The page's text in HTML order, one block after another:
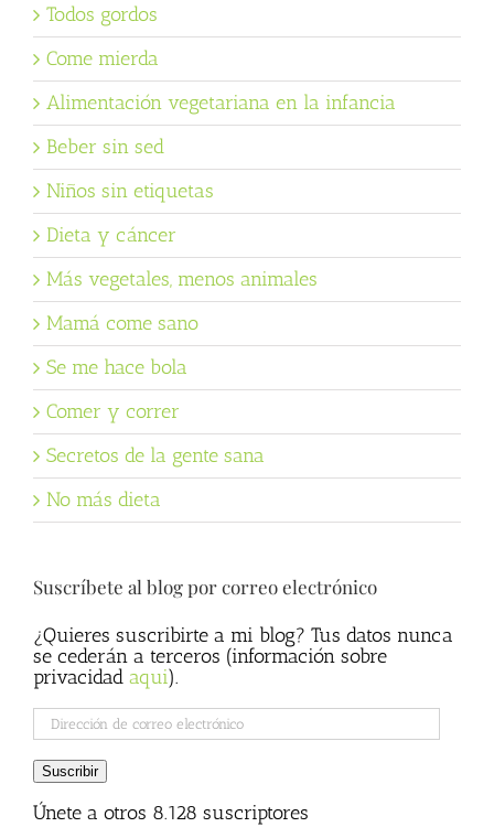
Todos gordos
Come mierda
Alimentación vegetariana en la infancia
Beber sin sed
Niños sin etiquetas
Dieta y cáncer
Más vegetales, menos animales
Mamá come sano
Se me hace bola
Comer y correr
Secretos de la gente sana
No más dieta
Suscríbete al blog por correo electrónico
¿Quieres suscribirte a mi blog? Tus datos nunca
se cederán a terceros (información sobre
privacidad aqui).
Dirección
de
correo
electrónico
Suscribir
Únete a otros 8.128 suscriptores